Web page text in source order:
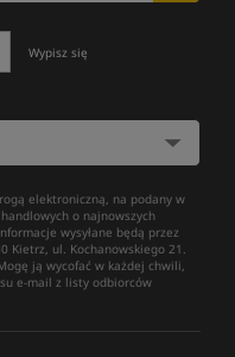
Wypisz się
elektroniczną, na podany w
o najnowszych
wysyłane będą przez
Kietrz, ul. Kochanowskiego 21.
ją wycofać w każdej chwili,
e-mail z listy odbiorców